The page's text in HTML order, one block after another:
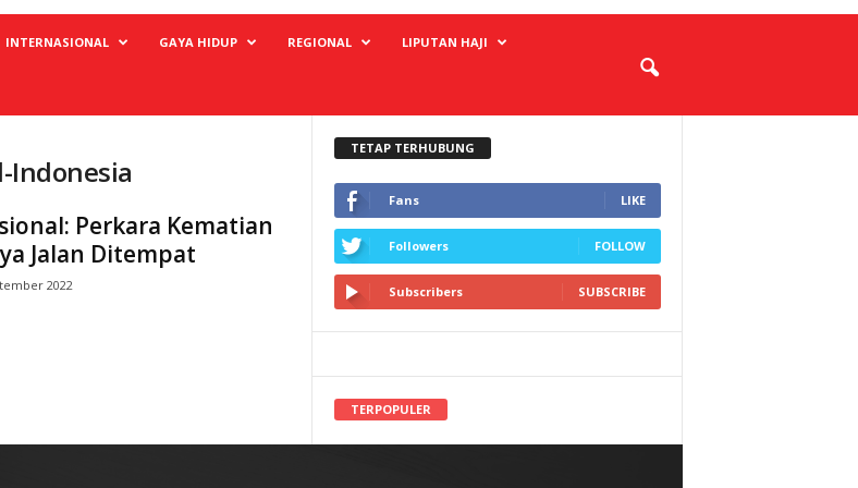
INTERNASIONAL GAYA HIDUP REGIONAL LIPUTAN HAJI
Perkara Kematian
Jalan Ditempat
2022
TETAP TERHUBUNG
Fans LIKE
Followers FOLLOW
Subscribers SUBSCRIBE
TERPOPULER